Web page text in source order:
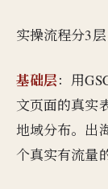
实操流程分3层
基础层：用
文页面的真实
地域分布。出
个真实有流量